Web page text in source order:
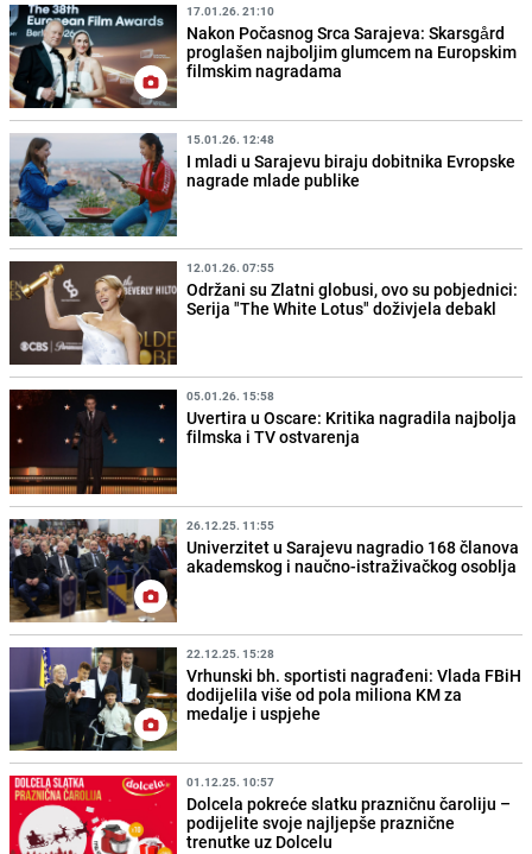
17.01.26. 21:10
Nakon Počasnog Srca Sarajeva: Skarsgård
proglašen najboljim glumcem na Europskim
filmskim nagradama
15.01.26. 12:48
I mladi u Sarajevu biraju dobitnika Evropske
nagrade mlade publike
12.01.26. 07:55
Održani su Zlatni globusi, ovo su pobjednici:
Serija "The White Lotus" doživjela debakl
05.01.26. 15:58
Uvertira u Oscare: Kritika nagradila najbolja
filmska i TV ostvarenja
26.12.25. 11:55
Univerzitet u Sarajevu nagradio 168 članova
akademskog i naučno-istraživačkog osoblja
22.12.25. 15:28
Vrhunski bh. sportisti nagrađeni: Vlada FBiH
dodijelila više od pola miliona KM za
medalje i uspjehe
01.12.25. 10:57
Dolcela pokreće slatku prazničnu čaroliju –
podijelite svoje najljepše praznične
trenutke uz Dolcelu